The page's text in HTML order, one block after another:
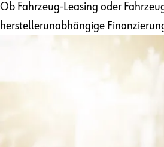
Ob Fahrzeug-Leasing oder
herstellerunabhängige